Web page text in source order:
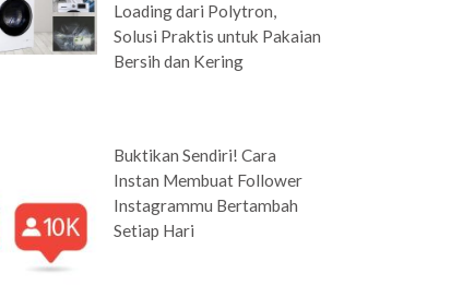
Loading dari Polytron,
Solusi Praktis untuk Pakaian
Bersih dan Kering
Buktikan Sendiri! Cara
Instan Membuat Follower
Instagrammu Bertambah
Setiap Hari